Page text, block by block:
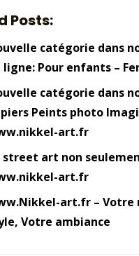
Posts:
catégorie dans
ligne: Pour enfants –
catégorie dans
Peints photo
art.fr
street art non
art.fr
art.fr – Votre
Votre ambiance